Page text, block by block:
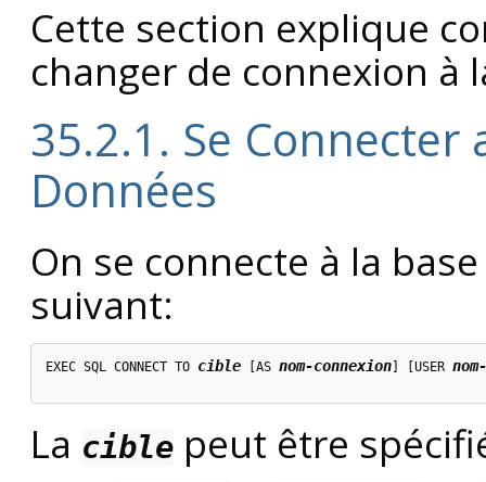
Cette section explique
changer de connexion à
35.2.1. Se Connecter
Données
On se connecte à la
suivant:
EXEC SQL CONNECT TO cible [ AS nom-connexion] [ USER
La cible peut être